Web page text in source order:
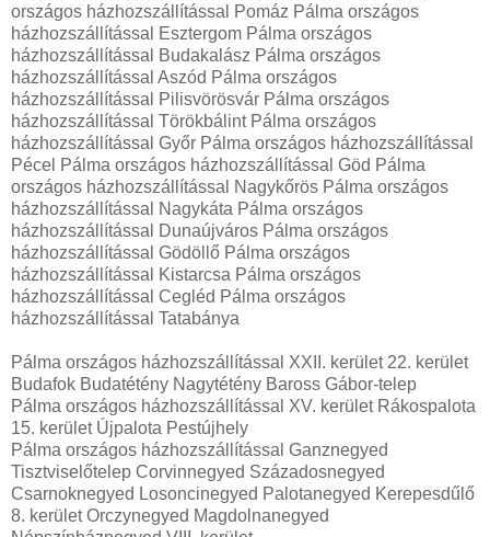
országos házhozszállítással Pomáz Pálma országos
házhozszállítással Esztergom Pálma országos
házhozszállítással Budakalász Pálma országos
házhozszállítással Aszód Pálma országos
házhozszállítással Pilisvörösvár Pálma országos
házhozszállítással Törökbálint Pálma országos
házhozszállítással Győr Pálma országos házhozszállítással
Pécel Pálma országos házhozszállítással Göd Pálma
országos házhozszállítással Nagykőrös Pálma országos
házhozszállítással Nagykáta Pálma országos
házhozszállítással Dunaújváros Pálma országos
házhozszállítással Gödöllő Pálma országos
házhozszállítással Kistarcsa Pálma országos
házhozszállítással Cegléd Pálma országos
házhozszállítással Tatabánya
Pálma országos házhozszállítással XXII. kerület 22. kerület
Budafok Budatétény Nagytétény Baross Gábor-telep
Pálma országos házhozszállítással XV. kerület Rákospalota
15. kerület Újpalota Pestújhely
Pálma országos házhozszállítással Ganznegyed
Tisztviselőtelep Corvinnegyed Századosnegyed
Csarnoknegyed Losoncinegyed Palotanegyed Kerepesdűlő
8. kerület Orczynegyed Magdolnanegyed